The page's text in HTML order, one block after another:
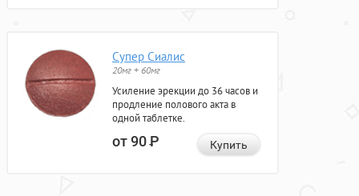
Супер Сиалис
20мг + 60мг
Усиление эрекции до 36 часов и
продление полового акта в
одной таблетке.
от 90Р Купить